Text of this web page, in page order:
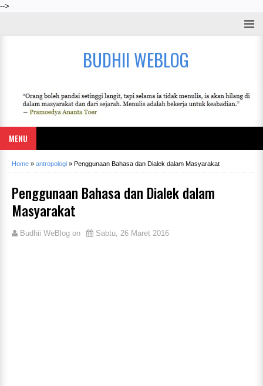
-->
BUDHII WEBLOG
MENU
Home » antropologi » Penggunaan Bahasa dan Dialek dalam Masyarakat
Penggunaan Bahasa dan Dialek dalam
Masyarakat
Budhii WeBlog on Sabtu, 26 Maret 2016